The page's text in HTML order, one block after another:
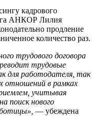
кадрового
АНКОР Лилия
продление
количество раз.
трудового договора
трудовые
для работодателя, так
отношений в рамках
учитывая
поиск нового
— убеждена